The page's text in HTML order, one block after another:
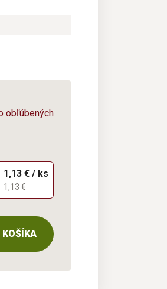
obľúbených
1,13 € / ks
1,13 €
KOŠÍKA